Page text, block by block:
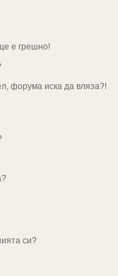
е грешно!
форума иска да вляза?!
си?